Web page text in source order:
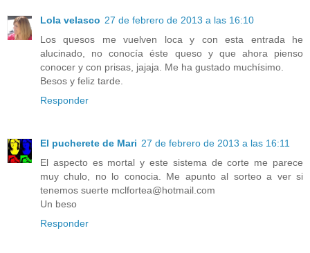
Lola velasco 27 de febrero de 2013 a las 16:10
Los quesos me vuelven loca y con esta entrada he
alucinado, no conocía éste queso y que ahora pienso
conocer y con prisas, jajaja. Me ha gustado muchísimo.
Besos y feliz tarde.
Responder
El pucherete de Mari 27 de febrero de 2013 a las 16:11
El aspecto es mortal y este sistema de corte me parece
muy chulo, no lo conocia. Me apunto al sorteo a ver si
tenemos suerte mclfortea@hotmail.com
Un beso
Responder